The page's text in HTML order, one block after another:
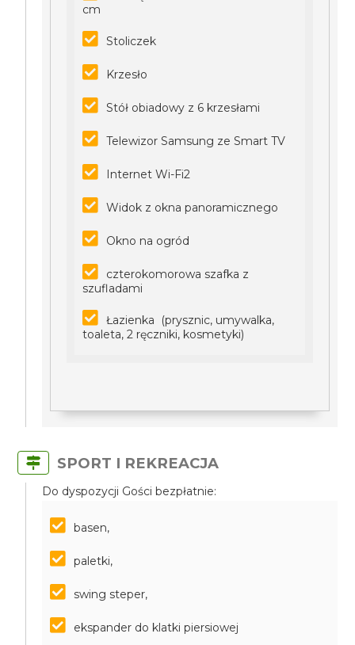
cm
Stoliczek
Krzesło
Stół obiadowy z 6 krzesłami
Telewizor Samsung ze Smart TV
Internet Wi-Fi2
Widok z okna panoramicznego
Okno na ogród
czterokomorowa szafka z
szufladami
Łazienka (prysznic, umywalka,
toaleta, 2 ręczniki, kosmetyki)
SPORT I REKREACJA
Do dyspozycji Gości bezpłatnie:
basen,
paletki,
swing steper,
ekspander do klatki piersiowej